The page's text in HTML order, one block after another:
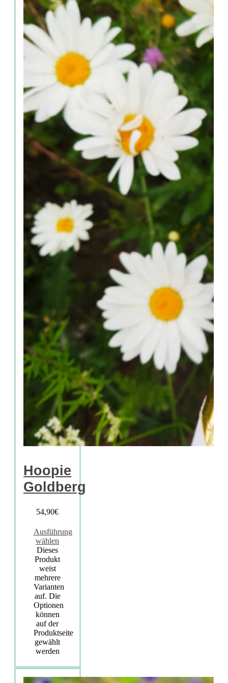
Hoopie
Goldberg
54,90€
Ausführung
wählen
Dieses
Produkt
weist
mehrere
Varianten
auf. Die
Optionen
können
auf der
Produktseite
gewählt
werden